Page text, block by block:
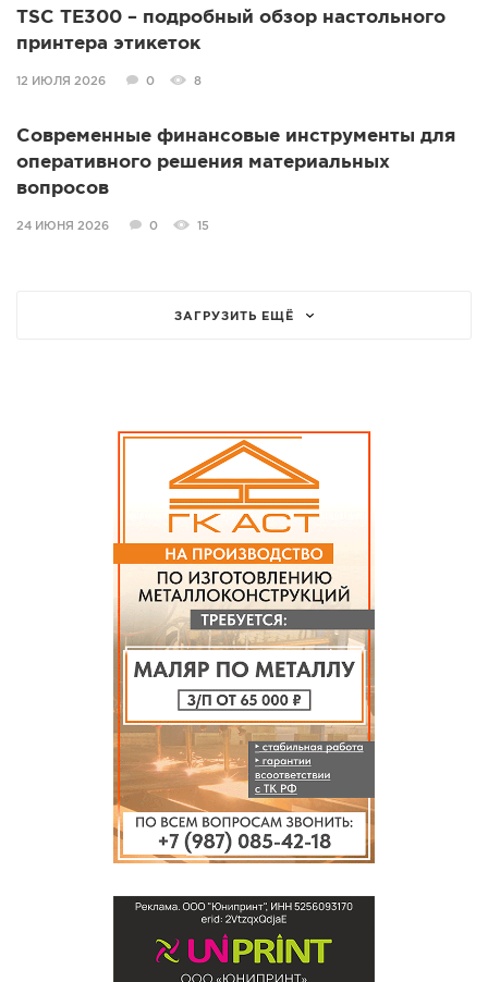
TSC TE300 – подробный обзор настольного
принтера этикеток
12 ИЮЛЯ 2026 0 8
Современные финансовые инструменты для
оперативного решения материальных
вопросов
24 ИЮНЯ 2026 0 15
ЗАГРУЗИТЬ ЕЩЁ